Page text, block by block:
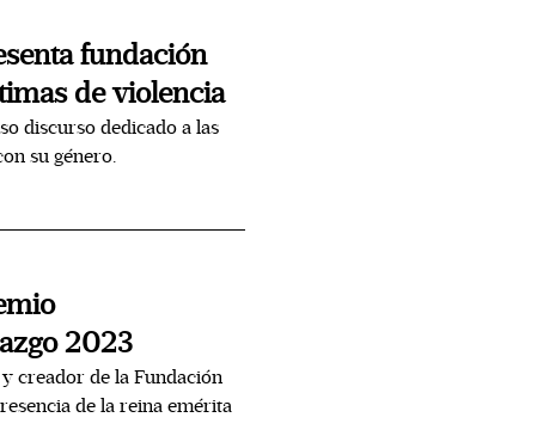
fundación
de violencia
discurso dedicado a las
su género.
2023
creador de la Fundación
de la reina emérita